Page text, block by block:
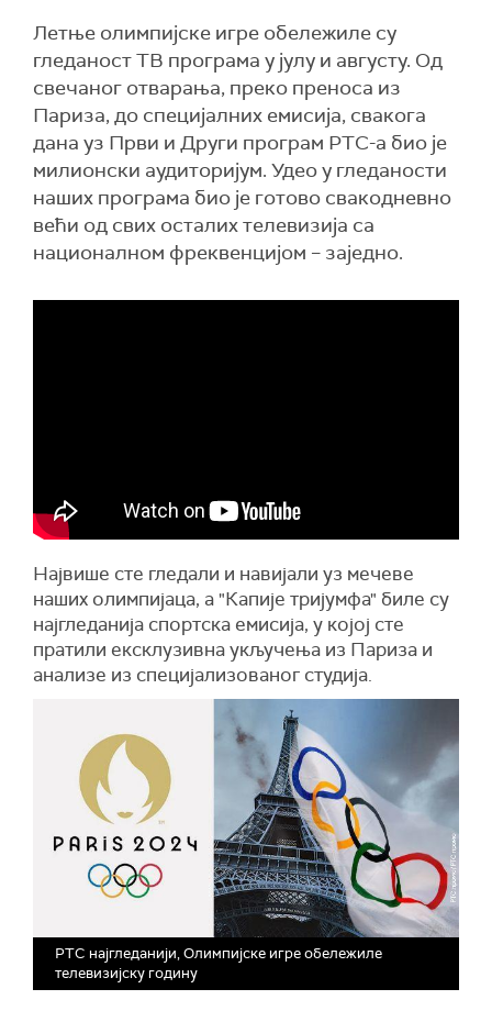
Летње олимпијске игре обележиле су
гледаност ТВ програма у јулу и августу. Од
свечаног отварања, преко преноса из
Париза, до специјалних емисија, свакога
дана уз Први и Други програм РТС-а био је
милионски аудиторијум. Удео у гледаности
наших програма био је готово свакодневно
већи од свих осталих телевизија са
националном фреквенцијом – заједно.
Највише сте гледали и навијали уз мечеве
наших олимпијаца, а "Капије тријумфа" биле су
најгледанија спортска емисија, у којој сте
пратили ексклузивна укључења из Париза и
анализе из специјализованог студија.
РТС најгледанији, Олимпијске игре обележиле
телевизијску годину